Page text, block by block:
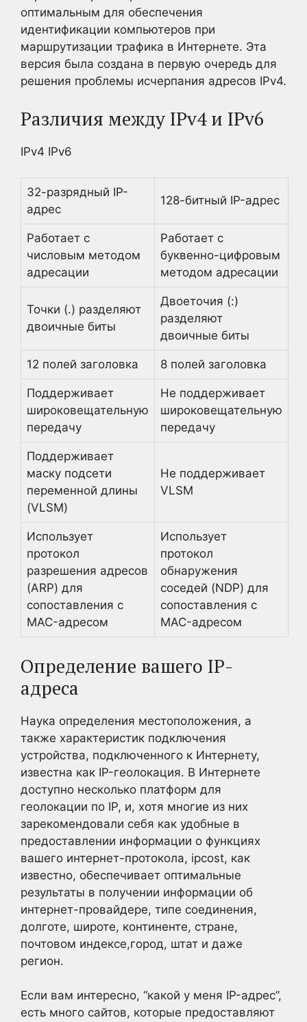
оптимальным для обеспечения
идентификации компьютеров при
маршрутизации трафика в Интернете. Эта
версия была создана в первую очередь для
решения проблемы исчерпания адресов IPv4.
Различия между IPv4 и IPv6
IPv4 IPv6
32-разрядный IP-
адрес
128-битный IP-адрес
Работает с
числовым методом
адресации
Работает с
буквенно-цифровым
методом адресации
Точки (.) разделяют
двоичные биты
Двоеточия (:)
разделяют
двоичные биты
12 полей заголовка 8 полей заголовка
Поддерживает
широковещательную
передачу
Не поддерживает
широковещательную
передачу
Поддерживает
маску подсети
переменной длины
(VLSM)
Не поддерживает
VLSM
Использует
протокол
разрешения адресов
(ARP) для
сопоставления с
MAC-адресом
Использует
протокол
обнаружения
соседей (NDP) для
сопоставления с
MAC-адресом
Определение вашего IP-
адреса
Наука определения местоположения, а
также характеристик подключения
устройства, подключенного к Интернету,
известна как IP-геолокация. В Интернете
доступно несколько платформ для
геолокации по IP, и, хотя многие из них
зарекомендовали себя как удобные в
предоставлении информации о функциях
вашего интернет-протокола, ipcost, как
известно, обеспечивает оптимальные
результаты в получении информации об
интернет-провайдере, типе соединения,
долготе, широте, континенте, стране,
почтовом индексе,город, штат и даже
регион.
Если вам интересно, “какой у меня IP-адрес”,
есть много сайтов, которые предоставляют